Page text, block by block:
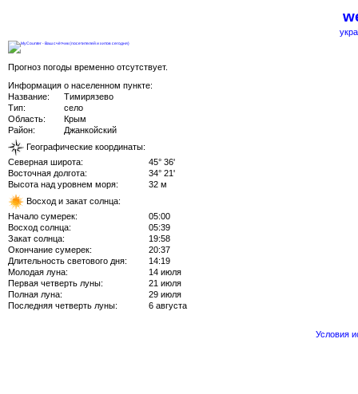
Прогноз погоды временно отсутствует.
Информация о населенном пункте:
Название:
Тимирязево
Тип:
село
Область:
Крым
Район:
Джанкойский
Географические координаты:
Северная широта:
45° 36'
Восточная долгота:
34° 21'
Высота над уровнем моря:
32 м
Восход и закат солнца:
Начало сумерек:
05:00
Восход солнца:
05:39
Закат солнца:
19:58
Окончание сумерек:
20:37
Длительность светового дня:
14:19
Молодая луна:
14 июля
Первая четверть луны:
21 июля
Полная луна:
29 июля
Последняя четверть луны:
6 августа
Условия